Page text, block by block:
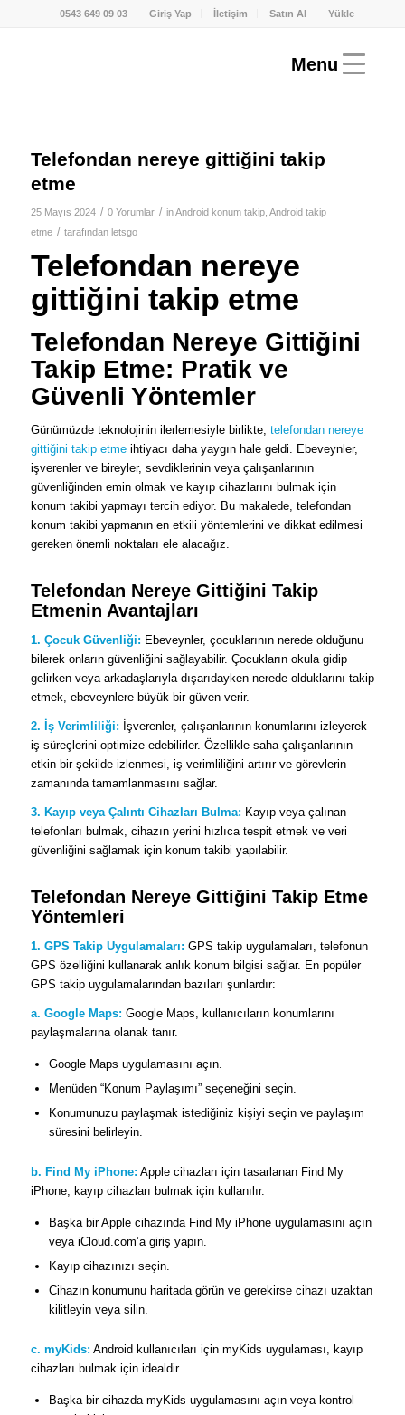
0543 649 09 03 Giriş Yap İletişim Satın Al Yükle
Telefondan nereye gittiğini takip
etme
25 Mayıs 2024 / 0 Yorumlar / inAndroid konum takip, Android takip
etme / tarafından letsgo
Telefondan nereye
gittiğini takip etme
Telefondan Nereye Gittiğini
Takip Etme: Pratik ve
Güvenli Yöntemler
Günümüzde teknolojinin ilerlemesiyle birlikte, telefondan nereye
gittiğini takip etmeihtiyacı daha yaygın hale geldi. Ebeveynler,
işverenler ve bireyler, sevdiklerinin veya çalışanlarının
güvenliğinden emin olmak ve kayıp cihazlarını bulmak için
konum takibi yapmayı tercih ediyor. Bu makalede, telefondan
konum takibi yapmanın en etkili yöntemlerini ve dikkat edilmesi
gereken önemli noktaları ele alacağız.
Telefondan Nereye Gittiğini Takip
Etmenin Avantajları
1. Çocuk Güvenliği: Ebeveynler, çocuklarının nerede olduğunu
bilerek onların güvenliğini sağlayabilir. Çocukların okula gidip
gelirken veya arkadaşlarıyla dışarıdayken nerede olduklarını takip
etmek, ebeveynlere büyük bir güven verir.
2. İş Verimliliği: İşverenler, çalışanlarının konumlarını izleyerek
iş süreçlerini optimize edebilirler. Özellikle saha çalışanlarının
etkin bir şekilde izlenmesi, iş verimliliğini artırır ve görevlerin
zamanında tamamlanmasını sağlar.
3. Kayıp veya Çalıntı Cihazları Bulma: Kayıp veya çalınan
telefonları bulmak, cihazın yerini hızlıca tespit etmek ve veri
güvenliğini sağlamak için konum takibi yapılabilir.
Telefondan Nereye Gittiğini Takip Etme
Yöntemleri
1. GPS Takip Uygulamaları: GPS takip uygulamaları, telefonun
GPS özelliğini kullanarak anlık konum bilgisi sağlar. En popüler
GPS takip uygulamalarından bazıları şunlardır:
a. Google Maps: Google Maps, kullanıcıların konumlarını
paylaşmalarına olanak tanır.
Google Maps uygulamasını açın.
Menüden “Konum Paylaşımı” seçeneğini seçin.
Konumunuzu paylaşmak istediğiniz kişiyi seçin ve paylaşım
süresini belirleyin.
b. Find My iPhone: Apple cihazları için tasarlanan Find My
iPhone, kayıp cihazları bulmak için kullanılır.
Başka bir Apple cihazında Find My iPhone uygulamasını açın
veya iCloud.com’a giriş yapın.
Kayıp cihazınızı seçin.
Cihazın konumunu haritada görün ve gerekirse cihazı uzaktan
kilitleyin veya silin.
c. myKids: Android kullanıcıları için myKids uygulaması, kayıp
cihazları bulmak için idealdir.
Başka bir cihazda myKids uygulamasını açın veya kontrol